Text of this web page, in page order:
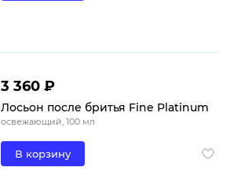
3 360 ₽
Лосьон после бритья Fine Platinum
освежающий, 100 мл
В корзину